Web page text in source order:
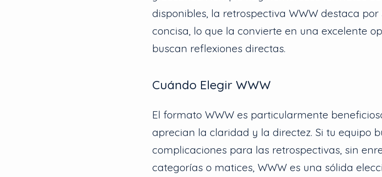
disponibles, la retrospectiva WWW destaca
concisa, lo que la convierte en una excelente
buscan reflexiones directas.
Cuándo Elegir WWW
El formato WWW es particularmente
aprecian la claridad y la directez. Si tu equipo
complicaciones para las retrospectivas, sin
categorías o matices, WWW es una sólida